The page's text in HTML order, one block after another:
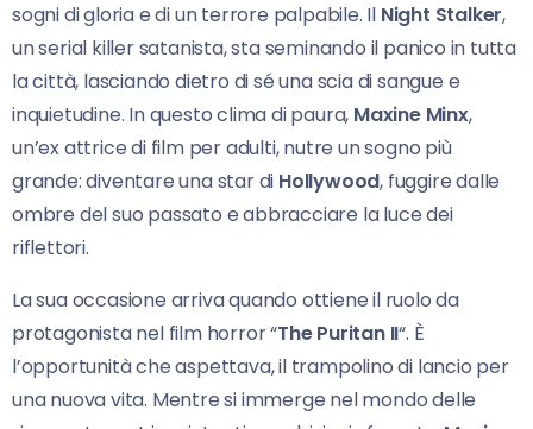
sogni di gloria e di un terrore palpabile. Il Night Stalker,
un serial killer satanista, sta seminando il panico in tutta
la città, lasciando dietro di sé una scia di sangue e
inquietudine. In questo clima di paura, Maxine Minx,
un’ex attrice di film per adulti, nutre un sogno più
grande: diventare una star di Hollywood, fuggire dalle
ombre del suo passato e abbracciare la luce dei
riflettori.
La sua occasione arriva quando ottiene il ruolo da
protagonista nel film horror “The Puritan II“. È
l’opportunità che aspettava, il trampolino di lancio per
una nuova vita. Mentre si immerge nel mondo delle